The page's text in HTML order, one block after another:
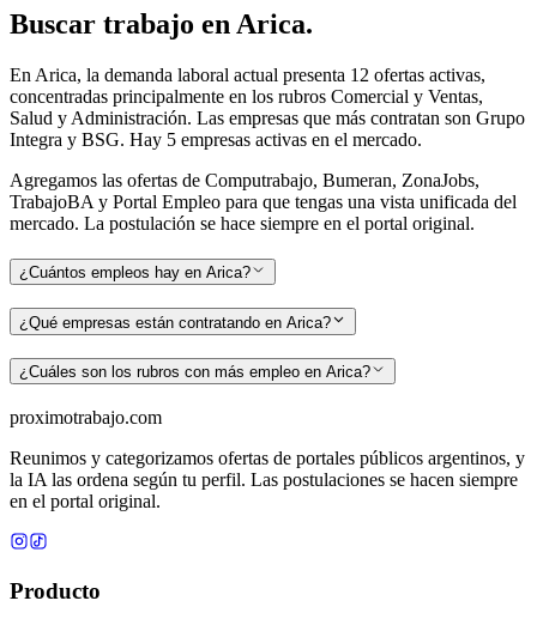
Buscar trabajo enArica.
En Arica, la demanda laboral actual presenta 12 ofertas activas,
concentradas principalmente en los rubros Comercial y Ventas,
Salud y Administración. Las empresas que más contratan son Grupo
Integra y BSG. Hay 5 empresas activas en el mercado.
Agregamos las ofertas de Computrabajo, Bumeran, ZonaJobs,
TrabajoBA y Portal Empleo para que tengas una vista unificada del
mercado. La postulación se hace siempre en el portal original.
¿Cuántos empleos hay en Arica?
¿Qué empresas están contratando en Arica?
¿Cuáles son los rubros con más empleo en Arica?
proximotrabajo.com
Reunimos y categorizamos ofertas de portales públicos argentinos, y
la IA las ordena según tu perfil. Las postulaciones se hacen siempre
en el portal original.
Producto